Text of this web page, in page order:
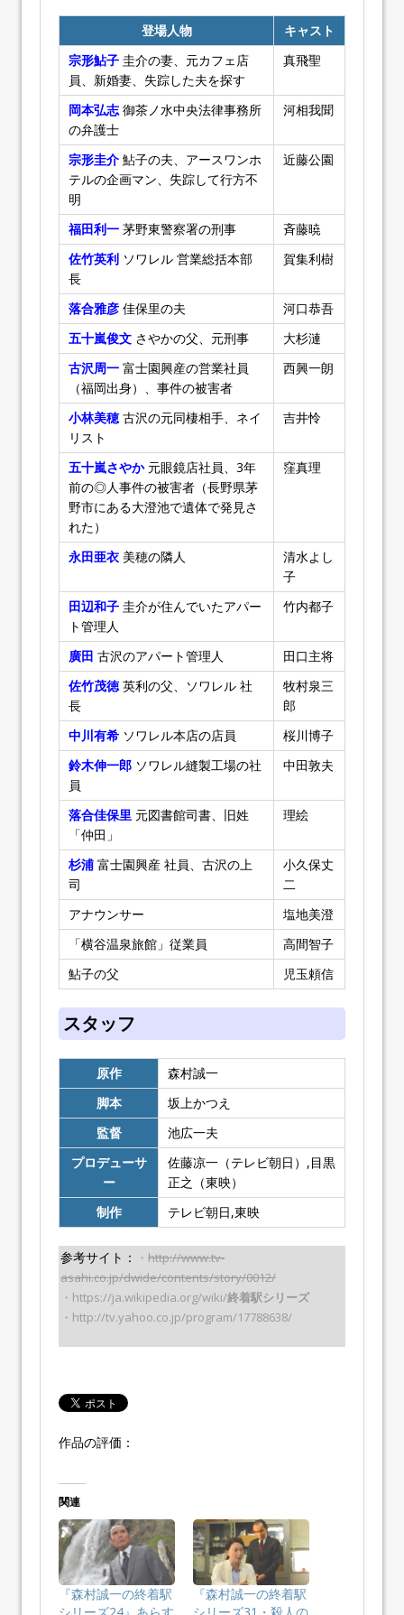
登場人物
キャスト
宗形鮎子 圭介の妻、元カフェ店
員、新婚妻、失踪した夫を探す
真飛聖
岡本弘志 御茶ノ水中央法律事務所
の弁護士
河相我聞
宗形圭介 鮎子の夫、アースワンホ
テルの企画マン、失踪して行方不
明
近藤公園
福田利一 茅野東警察署の刑事
斉藤暁
佐竹英利 ソワレル 営業総括本部
長
賀集利樹
落合雅彦 佳保里の夫
河口恭吾
五十嵐俊文 さやかの父、元刑事
大杉漣
古沢周一 富士園興産の営業社員
（福岡出身）、事件の被害者
西興一朗
小林美穂古沢の元同棲相手、ネイ
リスト
吉井怜
五十嵐さやか元眼鏡店社員、3年
前の◎人事件の被害者（長野県茅
野市にある大澄池で遺体で発見さ
れた）
窪真理
永田亜衣 美穂の隣人
清水よし
子
田辺和子 圭介が住んでいたアパー
ト管理人
竹内都子
廣田 古沢のアパート管理人
田口主将
佐竹茂徳 英利の父、ソワレル 社
長
牧村泉三
郎
中川有希 ソワレル本店の店員
桜川博子
鈴木伸一郎 ソワレル縫製工場の社
員
中田敦夫
落合佳保里 元図書館司書、旧姓
「仲田」
理絵
杉浦 富士園興産 社員、古沢の上
司
小久保丈
二
アナウンサー
塩地美澄
「横谷温泉旅館」従業員
高間智子
鮎子の父
児玉頼信
スタッフ
原作
森村誠一
脚本
坂上かつえ
監督
池広一夫
プロデューサ
ー
佐藤凉一（テレビ朝日）,目黒
正之（東映）
制作
テレビ朝日,東映
参考サイト： ・ http://www.tv-
asahi.co.jp/dwide/contents/story/0012/
・https://ja.wikipedia.org/wiki/終着駅シリーズ
・http://tv.yahoo.co.jp/program/17788638/
作品の評価：
関連
『森村誠一の終着駅
『森村誠一の終着駅